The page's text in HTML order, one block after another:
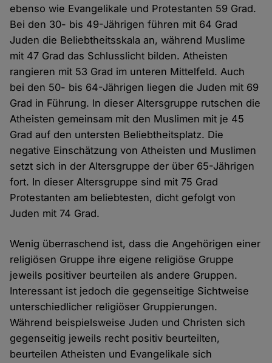
ebenso wie Evangelikale und Protestanten 59 Grad.
Bei den 30- bis 49-Jährigen führen mit 64 Grad
Juden die Beliebtheitsskala an, während Muslime
mit 47 Grad das Schlusslicht bilden. Atheisten
rangieren mit 53 Grad im unteren Mittelfeld. Auch
bei den 50- bis 64-Jährigen liegen die Juden mit 69
Grad in Führung. In dieser Altersgruppe rutschen die
Atheisten gemeinsam mit den Muslimen mit je 45
Grad auf den untersten Beliebtheitsplatz. Die
negative Einschätzung von Atheisten und Muslimen
setzt sich in der Altersgruppe der über 65-Jährigen
fort. In dieser Altersgruppe sind mit 75 Grad
Protestanten am beliebtesten, dicht gefolgt von
Juden mit 74 Grad.
Wenig überraschend ist, dass die Angehörigen einer
religiösen Gruppe ihre eigene religiöse Gruppe
jeweils positiver beurteilen als andere Gruppen.
Interessant ist jedoch die gegenseitige Sichtweise
unterschiedlicher religiöser Gruppierungen.
Während beispielsweise Juden und Christen sich
gegenseitig jeweils recht positiv beurteilten,
beurteilen Atheisten und Evangelikale sich